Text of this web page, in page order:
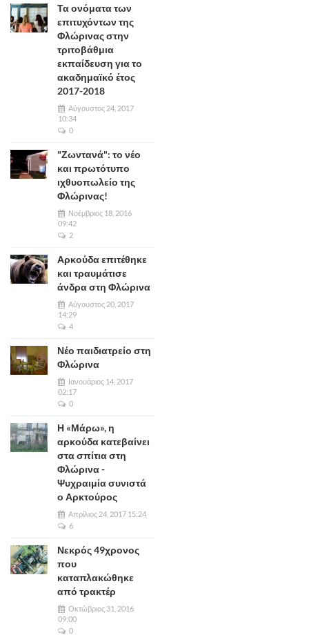
Τα ονόματα των
επιτυχόντων της
Φλώρινας στην
τριτοβάθμια
εκπαίδευση για το
ακαδημαϊκό έτος
2017-2018
Αύγουστος 24, 2017
10:34
0
"Ζωντανά": το νέο
και πρωτότυπο
ιχθυοπωλείο της
Φλώρινας!
Νοέμβριος 18, 2016
09:42
2
Αρκούδα επιτέθηκε
και τραυμάτισε
άνδρα στη Φλώρινα
Αύγουστος 20, 2017
14:29
4
Νέο παιδιατρείο στη
Φλώρινα
Ιανουάριος 14, 2017
02:17
0
Η «Μάρω», η
αρκούδα κατεβαίνει
στα σπίτια στη
Φλώρινα -
Ψυχραιμία συνιστά
ο Αρκτούρος
Απρίλιος 24, 2017 15:24
6
Νεκρός 49χρονος
που
καταπλακώθηκε
από τρακτέρ
Οκτώβριος 31, 2016
09:00
0